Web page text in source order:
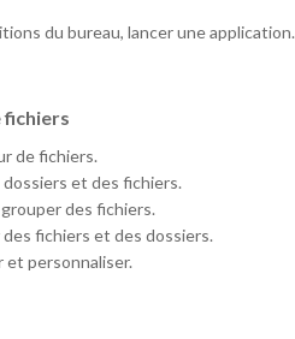
du bureau, lancer une application.
de fichiers.
et des fichiers.
des fichiers.
fichiers et des dossiers.
et personnaliser.